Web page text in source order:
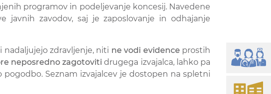
programov in podeljevanje koncesij. Navedene
javnih zavodov, saj je zaposlovanje in odhajanje
nadaljujejo zdravljenje, niti ne vodi evidence prostih
neposredno zagotoviti drugega izvajalca, lahko pa
Seznam izvajalcev je dostopen na spletni